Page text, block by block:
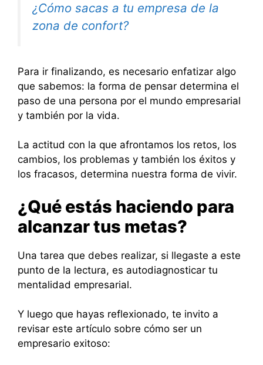
¿Cómo sacas a tu empresa de la
zona de confort?
Para ir finalizando, es necesario enfatizar algo
que sabemos: la forma de pensar determina el
paso de una persona por el mundo empresarial
y también por la vida.
La actitud con la que afrontamos los retos, los
cambios, los problemas y también los éxitos y
los fracasos, determina nuestra forma de vivir.
¿Qué estás haciendo para
alcanzar tus metas?
Una tarea que debes realizar, si llegaste a este
punto de la lectura, es autodiagnosticar tu
mentalidad empresarial.
Y luego que hayas reflexionado, te invito a
revisar este artículo sobre cómo ser un
empresario exitoso: